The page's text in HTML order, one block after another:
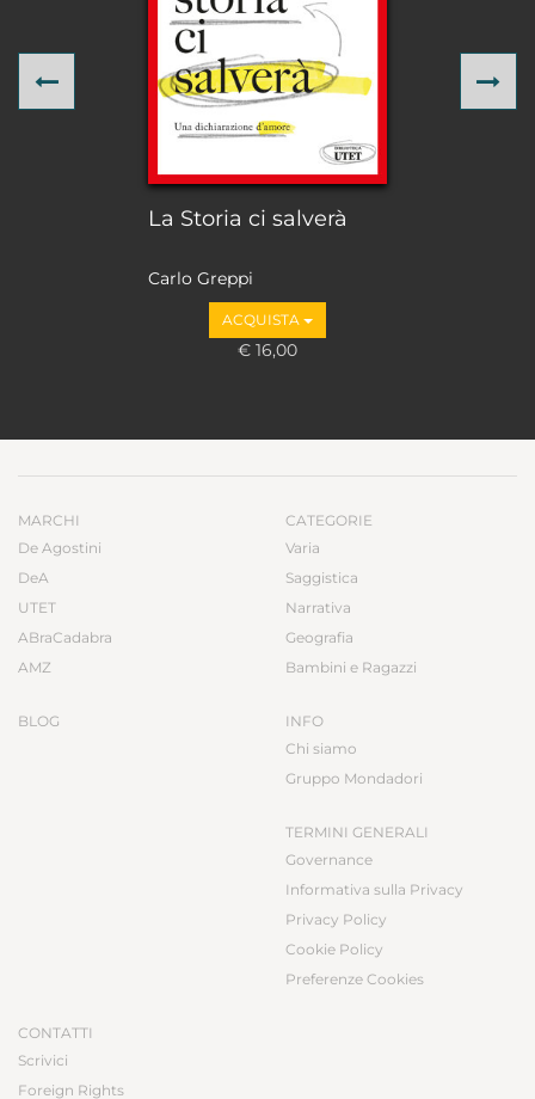
La Storia ci salverà
Carlo Greppi
ACQUISTA
€ 16,00
Previous
MARCHI
De Agostini
DeA
UTET
ABraCadabra
AMZ
BLOG
CATEGORIE
Varia
Saggistica
Narrativa
Geografia
Bambini e Ragazzi
INFO
Chi siamo
Gruppo Mondadori
TERMINI GENERALI
Governance
Informativa sulla Privacy
Privacy Policy
Cookie Policy
Preferenze Cookies
CONTATTI
Scrivici
Foreign Rights